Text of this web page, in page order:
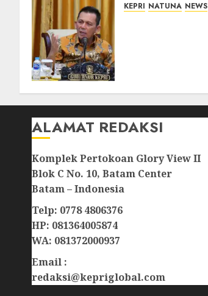
KEPRI NATUNA NEWS
07/08/2026 0
ALAMAT REDAKSI
Komplek Pertokoan Glory View II
Blok C No. 10, Batam Center
Batam – Indonesia
Telp: 0778 4806376
HP: 081364005874
WA: 081372000937
Email :
redaksi@kepriglobal.com